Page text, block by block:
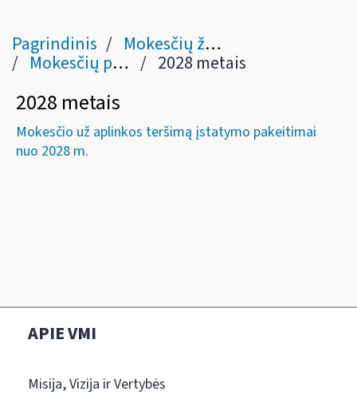
Pagrindinis Mokesčių žinynas
Mokesčių pakeitimai 2028 metais
2028 metais
Mokesčio už aplinkos teršimą įstatymo pakeitimai
nuo 2028 m.
APIE VMI
Misija, Vizija ir Vertybės